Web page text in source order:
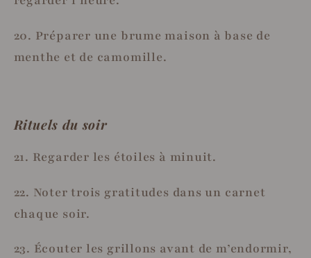
20. Préparer une brume maison à base de
menthe et de camomille.
Rituels du soir
21. Regarder les étoiles à minuit.
22. Noter trois gratitudes dans un carnet
chaque soir.
23. Écouter les grillons avant de m’endormir,